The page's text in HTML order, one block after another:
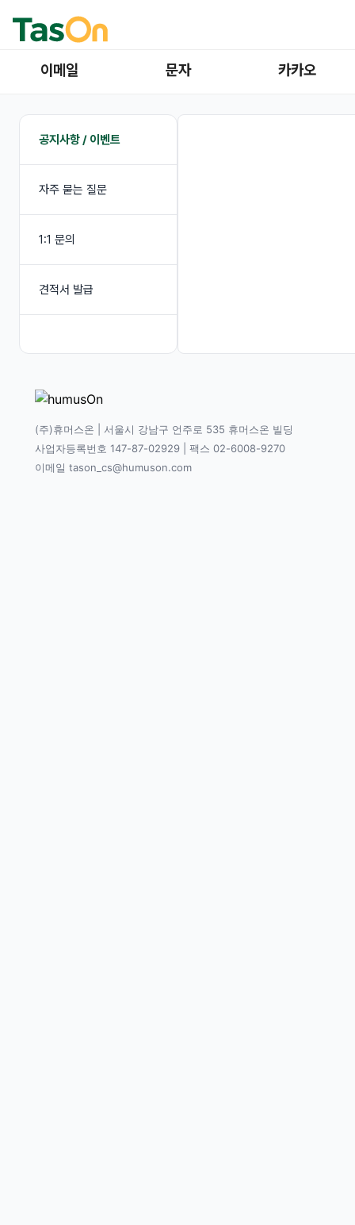
이메일 문자 카카오
공지사항 / 이벤트
자주 묻는 질문
1:1 문의
견적서 발급
(주)휴머스온 | 서울시 강남구 언주로 535 휴머스온 빌딩
사업자등록번호 147-87-02929 | 팩스 02-6008-9270
이메일 tason_cs@humuson.com